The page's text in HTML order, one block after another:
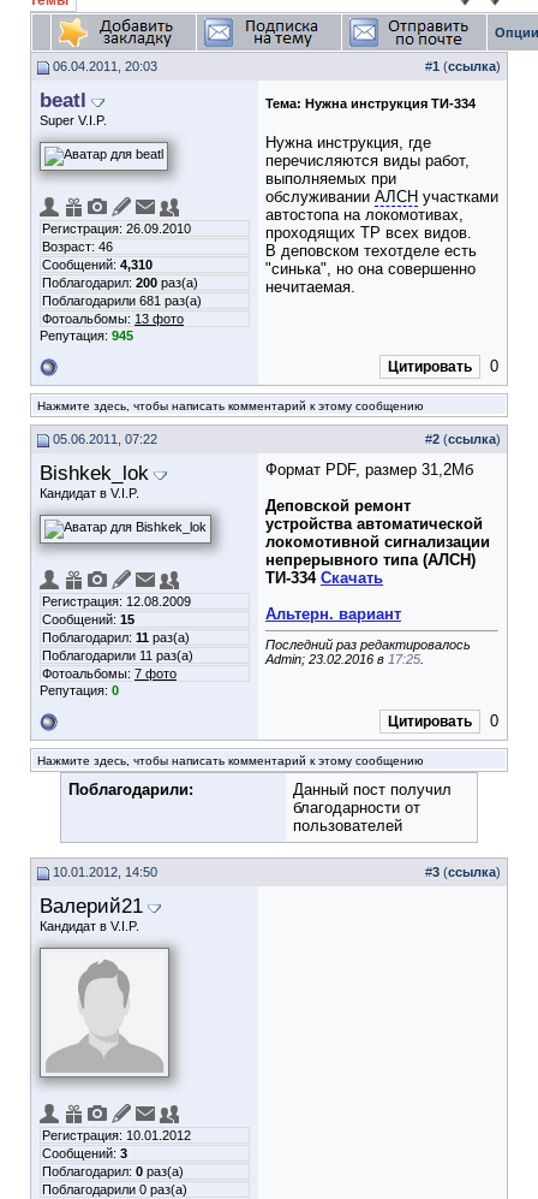
06.04.2011, 20:03 #1 (ссылка)
beatl
Super V.I.P.
Регистрация: 26.09.2010
Возраст: 46
Сообщений: 4,310
Поблагодарил: 200 раз(а)
Поблагодарили 681 раз(а)
Фотоальбомы: 13 фото
Репутация: 945
Тема: Нужна инструкция ТИ-334
Нужна инструкция, где
перечисляются виды работ,
выполняемых при
обслуживании АЛСН участками
автостопа на локомотивах,
проходящих ТР всех видов.
В деповском техотделе есть
"синька", но она совершенно
нечитаемая.
Цитировать 0
Нажмите здесь, чтобы написать комментарий к этому сообщению
05.06.2011, 07:22 #2 (ссылка)
Bishkek_lok
Кандидат в V.I.P.
Регистрация: 12.08.2009
Сообщений: 15
Поблагодарил: 11 раз(а)
Поблагодарили 11 раз(а)
Фотоальбомы: 7 фото
Репутация: 0
Формат PDF, размер 31,2Мб
Деповской ремонт
устройства автоматической
локомотивной сигнализации
непрерывного типа (АЛСН)
ТИ-334 Скачать
Альтерн. вариант
Последний раз редактировалось
Admin; 23.02.2016 в 17:25
Цитировать 0
Нажмите здесь, чтобы написать комментарий к этому сообщению
Поблагодарили:
Данный пост получил
благодарности от
пользователей
10.01.2012, 14:50 #3 (ссылка)
Валерий21
Кандидат в V.I.P.
Регистрация: 10.01.2012
Сообщений: 3
Поблагодарил: 0 раз(а)
Поблагодарили 0 раз(а)